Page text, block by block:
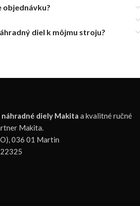
objednávku?
diel k môjmu stroju?
diely Makita a kvalitné ručné
Makita.
036 01 Martin